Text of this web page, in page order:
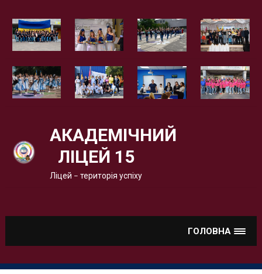
АКАДЕМІЧНИЙ
ЛІЦЕЙ 15
Ліцей – територія успіху
ГОЛОВНА